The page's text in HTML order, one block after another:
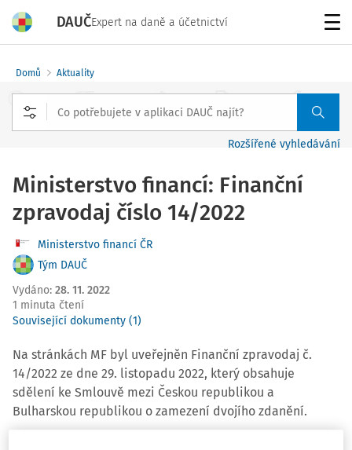
DAUČExpert na daně a účetnictví
Domů Aktuality
Rozšířené vyhledávání
Ministerstvo financí: Finanční
zpravodaj číslo 14/2022
Ministerstvo financí ČR
Tým DAUČ
Vydáno: 28. 11. 2022
1 minuta čtení
Související dokumenty (1)
Na stránkách MF byl uveřejněn Finanční zpravodaj č.
14/2022 ze dne 29. listopadu 2022, který obsahuje
sdělení ke Smlouvě mezi Českou republikou a
Bulharskou republikou o zamezení dvojího zdanění.